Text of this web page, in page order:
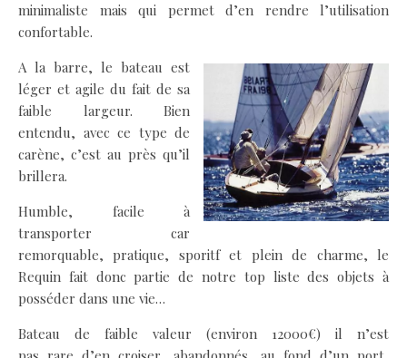
minimaliste mais qui permet d’en rendre l’utilisation
confortable.
A la barre, le bateau est
léger et agile du fait de sa
faible largeur. Bien
entendu, avec ce type de
carène, c’est au près qu’il
brillera.
Humble, facile à
transporter car
remorquable, pratique, sporitf et plein de charme, le
Requin fait donc partie de notre top liste des objets à
posséder dans une vie…
Bateau de faible valeur (environ 12000€) il n’est